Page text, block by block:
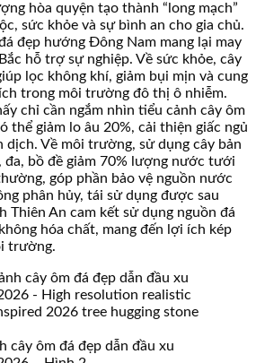
hòa quyện tạo thành “long mạch”
sức khỏe và sự bình an cho gia chủ.
đẹp hướng Đông Nam mang lại may
hỗ trợ sự nghiệp. Về sức khỏe, cây
lọc không khí, giảm bụi mịn và cung
trong môi trường đô thị ô nhiễm.
chỉ cần ngắm nhìn tiểu cảnh cây ôm
thể giảm lo âu 20%, cải thiện giấc ngủ
dịch. Về môi trường, sử dụng cây bản
đa, bồ đề giảm 70% lượng nước tưới
góp phần bảo vệ nguồn nước
phân hủy, tái sử dụng được sau
Thiên An cam kết sử dụng nguồn đá
hóa chất, mang đến lợi ích kép
trường.
cây ôm đá đẹp dẫn đầu xu